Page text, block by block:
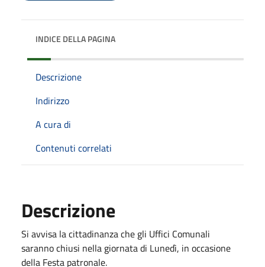
INDICE DELLA PAGINA
Descrizione
Indirizzo
A cura di
Contenuti correlati
Descrizione
Si avvisa la cittadinanza che gli Uffici Comunali
saranno chiusi nella giornata di Lunedì, in occasione
della Festa patronale.